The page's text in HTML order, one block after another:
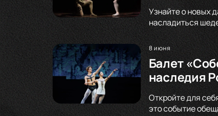
Узнайте о новых
насладиться
8 июня
Балет
наследия
Откройте для
это событие